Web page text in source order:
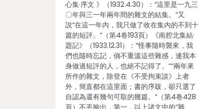
心集·序文 》（1932.4.30）：“這里是一九三
〇年與三一年兩年間的雜文的結集。”又
說“在這一年內，我只做了收在集內的不到十
篇的短評。”（第4卷193頁）《南腔北集結·
題記》（1933.12.31）：“怪事隨時襲來，我
們也隨時忘記，倘不重溫這些雜感，連我本
身做過短評的人，也絕不記得了。”“兩年來
所作的雜文，除登在《不受拘束談》上者
外，簡直都在這里面；書的序跋，卻只選了
自認為還有幾句可取的幾篇。”（第4卷428